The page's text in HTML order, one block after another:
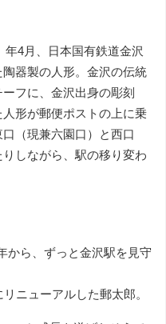
4月、日本国有鉄道金沢
器製の人形。金沢の伝統
フに、金沢出身の彫刻
形が郵便ポストの上に乗
（現兼六園口）と西口
りしながら、駅の移り変わ
から、ずっと金沢駅を見守
ニューアルした郵太郎。